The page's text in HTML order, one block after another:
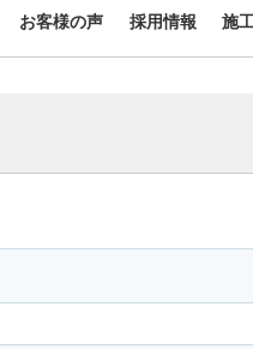
お客様の声 採用情報 施